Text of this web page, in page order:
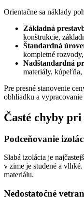
Orientačne sa náklady
Základná
konštrukcie,
Štandardná
kompletné
Nadštandardná
materiály,
Pre presné stanovenie
obhliadku a
Časté chyby
Podceňovanie
Slabá izolácia je
v zime je studené a
materiálu.
Nedostatočné